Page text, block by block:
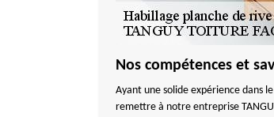
Nos compétences et
Ayant une solide expérience dans
remettre à notre entreprise